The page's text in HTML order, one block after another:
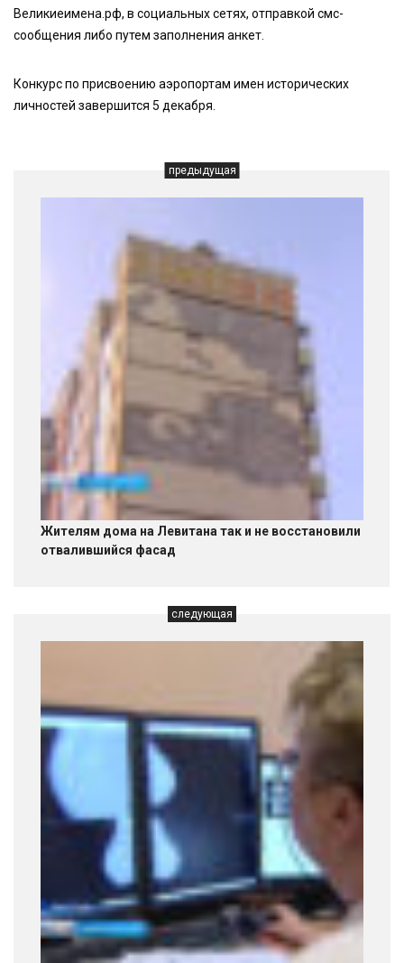
Великиеимена.рф, в социальных сетях, отправкой смс-
сообщения либо путем заполнения анкет.
Конкурс по присвоению аэропортам имен исторических
личностей завершится 5 декабря.
предыдущая
Жителям дома на Левитана так и не восстановили
отвалившийся фасад
следующая